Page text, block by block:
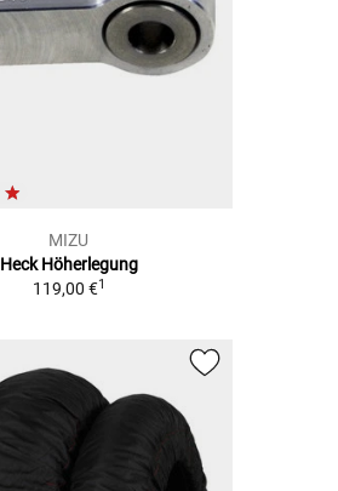
MIZU
Heck Höherlegung
119,00 €1